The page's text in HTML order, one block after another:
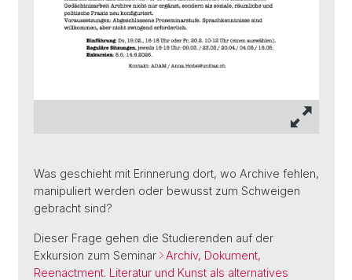
Was geschieht mit Erinnerung dort, wo Archive fehlen,
manipuliert werden oder bewusst zum Schweigen
gebracht sind?
Dieser Frage gehen die Studierenden auf der
Exkursion zum Seminar
Archiv, Dokument,
Reenactment. Literatur und Kunst als alternatives